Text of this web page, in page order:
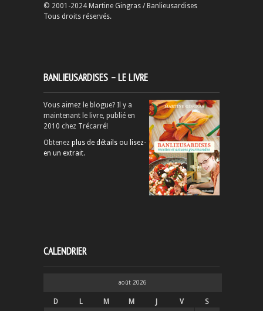
© 2001-2024 Martine Gingras / Banlieusardises
Tous droits réservés.
BANLIEUSARDISES – LE LIVRE
Vous aimez le blogue? Il y a
maintenant le livre, publié en
2010 chez Trécarré!
Obtenez plus de détails ou lisez-
en un extrait.
CALENDRIER
août 2026
D L M M V S